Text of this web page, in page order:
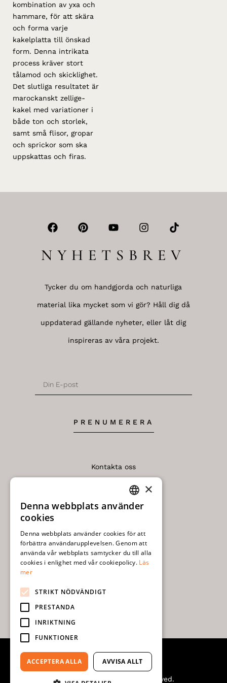
kombination av yxa och
hammare, för att skära
och forma varje
kakelplatta till önskad
form. Denna intrikata
process kräver stort
tålamod och skicklighet.
Det slutliga resultatet är
marockanskt zellige-
kakel med variationer i
både ton och storlek,
samt små flisor, gropar
och sprickor som ska
uppskattas och firas.
NYHETSBREV
Tycker du om handgjorda och naturliga
material lika mycket som vi gör? Håll dig då
uppdaterad gällande nyheter, eller låt dig
inspireras av våra projekt.
PRENUMERERA
Kontakta oss
Köp- och leveransvillkor
Frågor och svar
Kvalitetsbeskrivning
© 2026 Stiltje. All Rights Reserved.
SWEDISH
×
Denna webbplats använder
cookies
Denna webbplats använder cookies för att
förbättra användarupplevelsen. Genom att
använda vår webbplats samtycker du till alla
cookies i enlighet med vår cookiepolicy. Läs
mer
STRIKT NÖDVÄNDIGT
PRESTANDA
INRIKTNING
FUNKTIONER
ACCEPTERA ALLA AVVISA ALLT